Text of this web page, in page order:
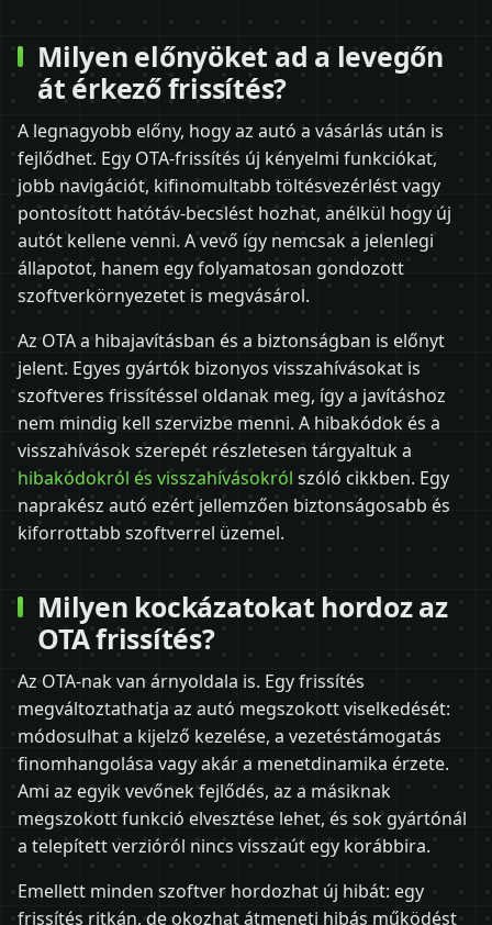
Milyen előnyöket ad a levegőn
át érkező frissítés?
A legnagyobb előny, hogy az autó a vásárlás után is
fejlődhet. Egy OTA-frissítés új kényelmi funkciókat,
jobb navigációt, kifinomultabb töltésvezérlést vagy
pontosított hatótáv-becslést hozhat, anélkül hogy új
autót kellene venni. A vevő így nemcsak a jelenlegi
állapotot, hanem egy folyamatosan gondozott
szoftverkörnyezetet is megvásárol.
Az OTA a hibajavításban és a biztonságban is előnyt
jelent. Egyes gyártók bizonyos visszahívásokat is
szoftveres frissítéssel oldanak meg, így a javításhoz
nem mindig kell szervizbe menni. A hibakódok és a
visszahívások szerepét részletesen tárgyaltuk a
hibakódokról és visszahívásokról szóló cikkben. Egy
naprakész autó ezért jellemzően biztonságosabb és
kiforrottabb szoftverrel üzemel.
Milyen kockázatokat hordoz az
OTA frissítés?
Az OTA-nak van árnyoldala is. Egy frissítés
megváltoztathatja az autó megszokott viselkedését:
módosulhat a kijelző kezelése, a vezetéstámogatás
finomhangolása vagy akár a menetdinamika érzete.
Ami az egyik vevőnek fejlődés, az a másiknak
megszokott funkció elvesztése lehet, és sok gyártónál
a telepített verzióról nincs visszaút egy korábbira.
Emellett minden szoftver hordozhat új hibát: egy
frissítés ritkán, de okozhat átmeneti hibás működést